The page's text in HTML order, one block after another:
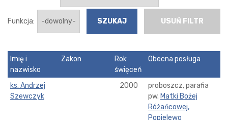
Funkcja: USUŃ FILTR
Imię i
nazwisko
Zakon
Rok
święceń
Obecna posługa
ks. Andrzej
Szewczyk
2000
proboszcz, parafia
pw. Matki Bożej
Różańcowej,
Popielewo